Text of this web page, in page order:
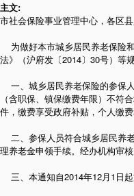
主文:
市社会保险事业管理中心，各区
为做好本市城乡居民养老保险
法》（沪府发〔2014〕30号）等
一、城乡居民养老保险的参保
（含职保、镇保缴费年限）不符
件，缴费享受政府补贴，个人缴
二、参保人员符合城乡居民养
理养老金申领手续。经办机构审
三、本通知自2014年12月1日起